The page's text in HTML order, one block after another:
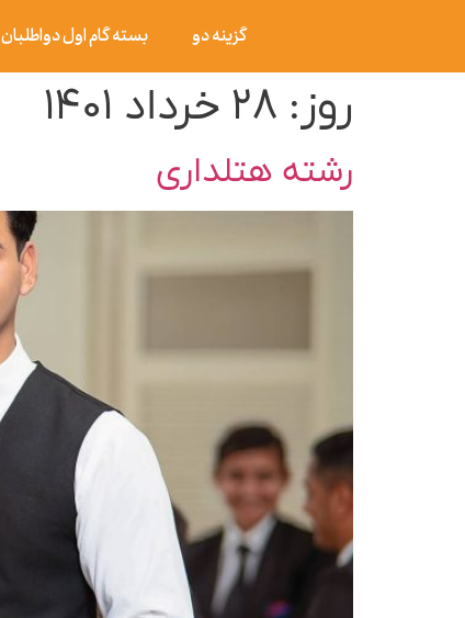
گزینه دو بسته گام اول دواطلبان
روز: ۲۸ خرداد ۱۴۰۱
رشته هتلداری